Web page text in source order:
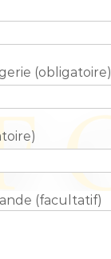
(obligatoire)
(facultatif)